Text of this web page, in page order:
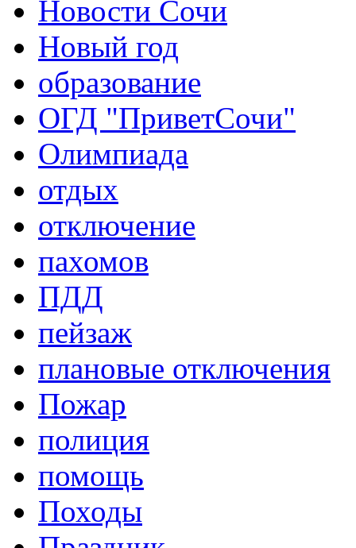
Новости Сочи
Новый год
образование
ОГД "ПриветСочи"
Олимпиада
отдых
отключение
пахомов
ПДД
пейзаж
плановые отключения
Пожар
полиция
помощь
Походы